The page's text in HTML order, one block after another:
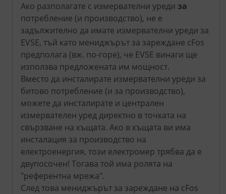
Ако разполагате с измервателни уреди за
потребление (и производство), не е
задължително да имате измервателни уреди за
EVSE, тъй като мениджърът за зареждане cFos
предполага (вж. по-горе), че EVSE винаги ще
използва предложената им мощност.
Вместо да инсталирате измервателни уреди за
битово потребление (и за производство),
можете да инсталирате и централен
измервателен уред директно в точката на
свързване на къщата. Ако в къщата ви има
инсталация за производство на
електроенергия, този електромер трябва да е
двупосочен! Тогава той има ролята на
"референтна мрежа".
След това мениджърът за зареждане на cFos